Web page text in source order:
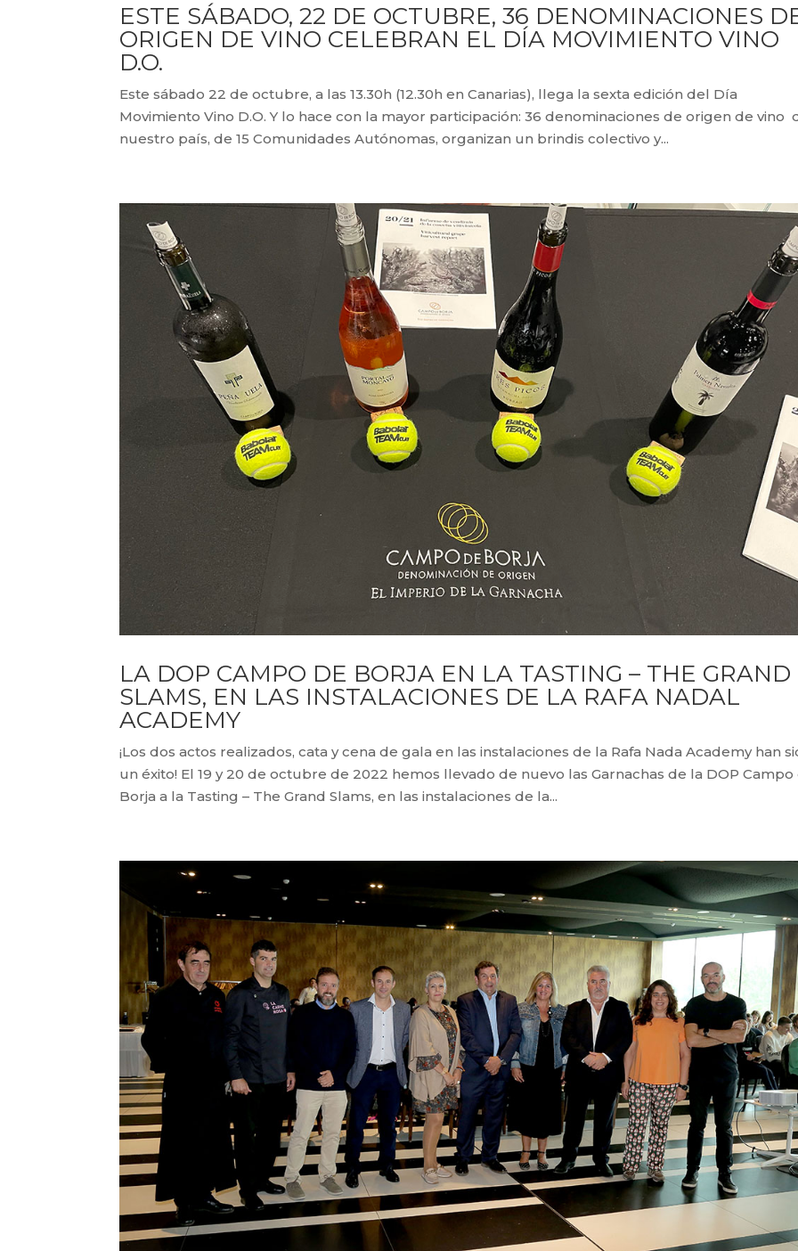
ESTE SÁBADO, 22 DE OCTUBRE, 36 DENOMINACIONES
ORIGEN DE VINO CELEBRAN EL DÍA MOVIMIENTO VINO
D.O.
Este sábado 22 de octubre, a las 13.30h (12.30h en Canarias), llega la sexta edición del Día
Movimiento Vino D.O. Y lo hace con la mayor participación: 36 denominaciones de origen de vino
nuestro país, de 15 Comunidades Autónomas, organizan un brindis colectivo y...
LA DOP CAMPO DE BORJA EN LA TASTING – THE GRAND
SLAMS, EN LAS INSTALACIONES DE LA RAFA NADAL
ACADEMY
¡Los dos actos realizados, cata y cena de gala en las instalaciones de la Rafa Nada Academy han
un éxito! El 19 y 20 de octubre de 2022 hemos llevado de nuevo las Garnachas de la DOP Campo
Borja a la Tasting – The Grand Slams, en las instalaciones de la...